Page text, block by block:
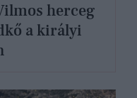
herceg
a királyi